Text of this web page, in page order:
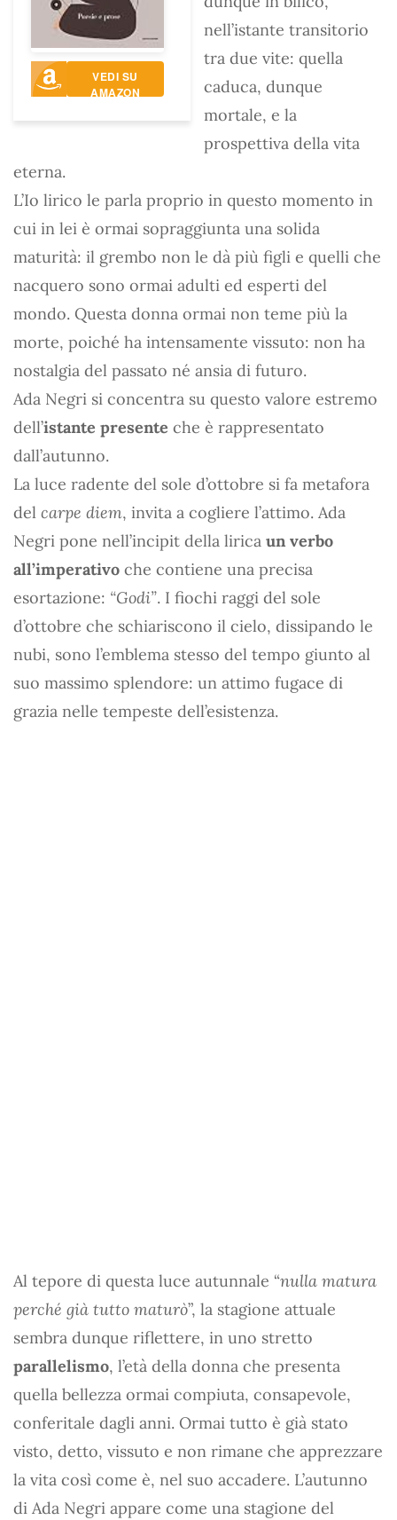
VEDI SU
AMAZON
nell’istante transitorio
tra due vite: quella
caduca, dunque
mortale, e la
prospettiva della vita
eterna.
L’Io lirico le parla proprio in questo momento in
cui in lei è ormai sopraggiunta una solida
maturità: il grembo non le dà più figli e quelli che
nacquero sono ormai adulti ed esperti del
mondo. Questa donna ormai non teme più la
morte, poiché ha intensamente vissuto: non ha
nostalgia del passato né ansia di futuro.
Ada Negri si concentra su questo valore estremo
dell’istante presente che è rappresentato
dall’autunno.
La luce radente del sole d’ottobre si fa metafora
del carpe diem, invita a cogliere l’attimo. Ada
Negri pone nell’incipit della lirica un verbo
all’imperativo che contiene una precisa
esortazione: “Godi”. I fiochi raggi del sole
d’ottobre che schiariscono il cielo, dissipando le
nubi, sono l’emblema stesso del tempo giunto al
suo massimo splendore: un attimo fugace di
grazia nelle tempeste dell’esistenza.
Al tepore di questa luce autunnale “nulla matura
perché già tutto maturò”, la stagione attuale
sembra dunque riflettere, in uno stretto
parallelismo, l’età della donna che presenta
quella bellezza ormai compiuta, consapevole,
conferitale dagli anni. Ormai tutto è già stato
visto, detto, vissuto e non rimane che apprezzare
la vita così come è, nel suo accadere. L’autunno
di Ada Negri appare come una stagione del